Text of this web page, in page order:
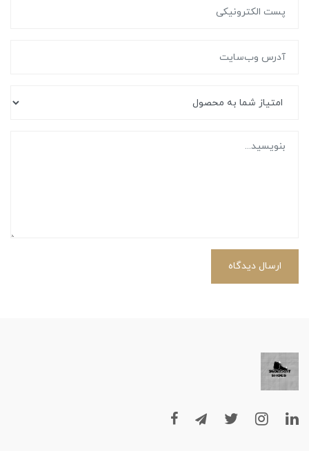
ارسال دیدگاه